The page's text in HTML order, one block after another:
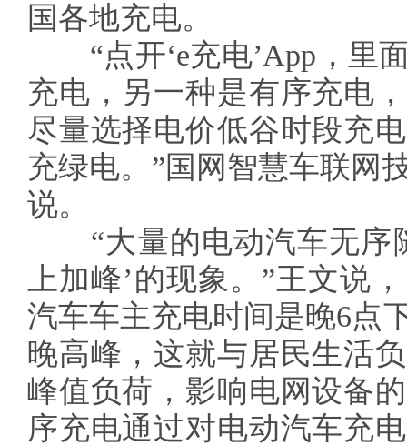
国各地充电。
“点开‘e充电’App，里
充电，另一种是有序充电
尽量选择电价低谷时段充
充绿电。”国网智慧车联网
说。
“大量的电动汽车无序
上加峰’的现象。”王文说
汽车车主充电时间是晚6点
晚高峰，这就与居民生活
峰值负荷，影响电网设备
序充电通过对电动汽车充